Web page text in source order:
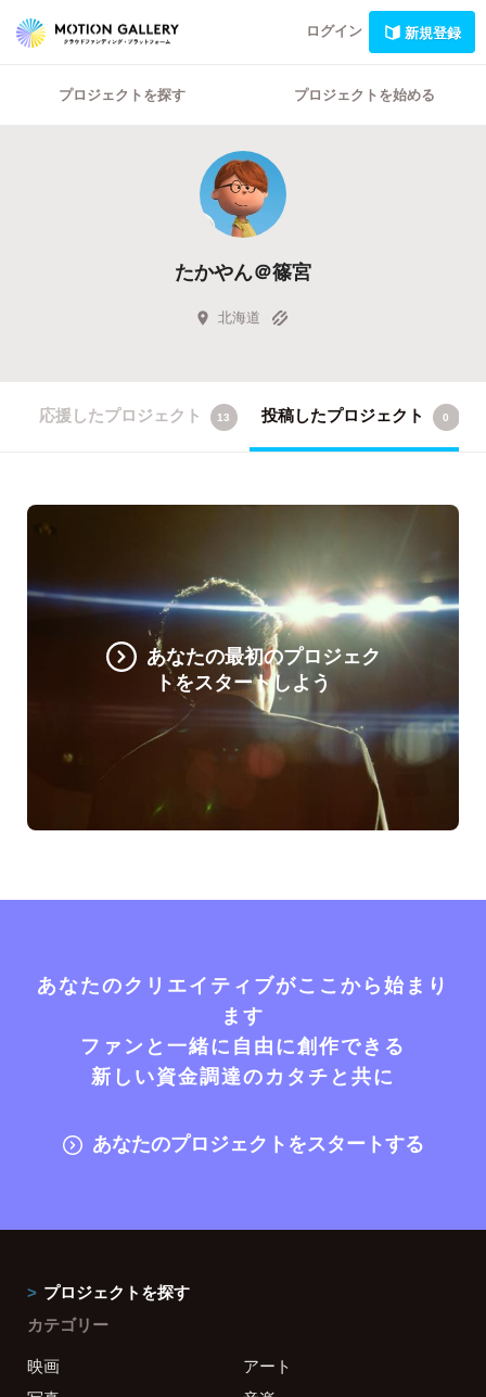
ログイン 新規登録
プロジェクトを探す プロジェクトを始める
たかやん＠篠宮
北海道
応援したプロジェクト 13 投稿したプロジェクト 0
あなたの最初のプロジェク
トをスタートしよう
あなたのクリエイティブがここから始まり
ます
ファンと一緒に自由に創作できる
新しい資金調達のカタチと共に
あなたのプロジェクトをスタートする
プロジェクトを探す
カテゴリー
映画
アート